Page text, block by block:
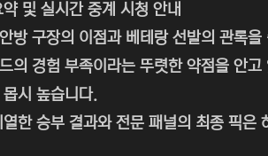
및 실시간 중계 시청 안내
방 구장의 이점과 베테랑 선발의 관록
의 경험 부족이라는 뚜렷한 약점을 안
시 높습니다.
한 승부 결과와 전문 패널의 최종 픽은